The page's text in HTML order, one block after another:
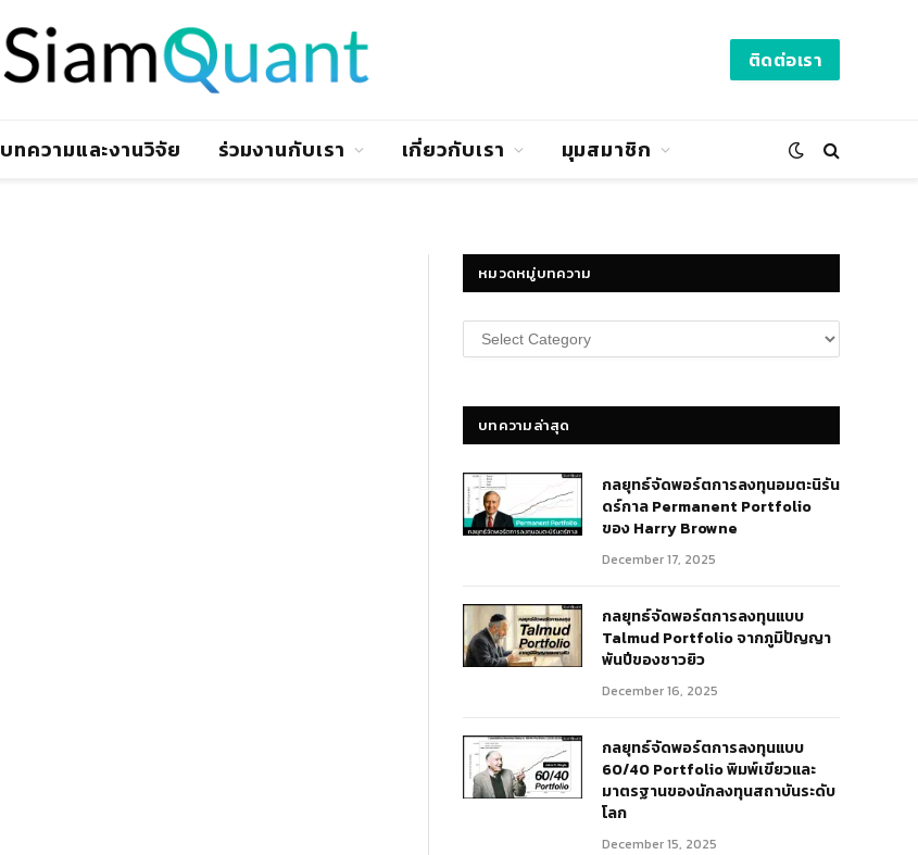
ติดต่อเรา
บทความและงานวิจัย ร่วมงานกับเรา เกี่ยวกับเรา มุมสมาชิก
หมวดหมู่บทความ
หมวด
หมู่
บทความล่าสุด
กลยุทธ์​จัดพอร์ตการลงทุนอมตะนิรัน
ดร์กาล Permanent Portfolio
ของ Harry Browne
December 17, 2025
กลยุทธ์จัดพอร์ตการลงทุนแบบ
Talmud Portfolio จากภูมิปัญญา
พันปีของชาวยิว
December 16, 2025
กลยุทธ์จัดพอร์ตการลงทุนแบบ
60/40 Portfolio พิมพ์เขียวและ
มาตรฐานของนักลงทุนสถาบันระดับ
โลก
December 15, 2025